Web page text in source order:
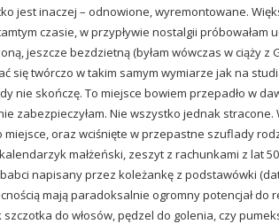
jest inaczej – odnowione, wyremontowane.
czasie, w przypływie nostalgii próbowałam
jeszcze bezdzietną (byłam wówczas w ciąży z
się twórczo w takim samym wymiarze jak na
nie skończę. To miejsce bowiem przepadło w
zabezpieczyłam. Nie wszystko jednak
oraz wciśnięte w przepastne szuflady
małżeński, zeszyt z rachunkami z lat
napisany przez koleżankę z podstawówki
mają paradoksalnie ogromny potencjał
do włosów, pędzel do golenia, czy